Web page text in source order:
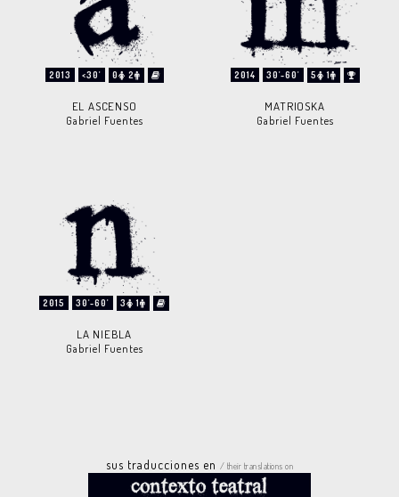
2013 <30' 0 2
EL ASCENSO
Gabriel Fuentes
2014 30'-60' 5 1
MATRIOSKA
Gabriel Fuentes
2015 30'-60' 3 1
LA NIEBLA
Gabriel Fuentes
sus traducciones en / their translations on